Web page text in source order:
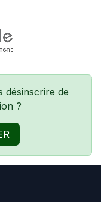
désinscrire de
?